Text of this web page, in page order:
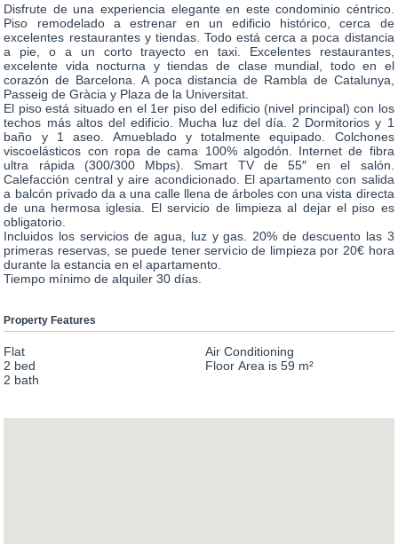
Disfrute de una experiencia elegante en este condominio céntrico.
Piso remodelado a estrenar en un edificio histórico, cerca de
excelentes restaurantes y tiendas. Todo está cerca a poca distancia
a pie, o a un corto trayecto en taxi. Excelentes restaurantes,
excelente vida nocturna y tiendas de clase mundial, todo en el
corazón de Barcelona. A poca distancia de Rambla de Catalunya,
Passeig de Gràcia y Plaza de la Universitat.
El piso está situado en el 1er piso del edificio (nivel principal) con los
techos más altos del edificio. Mucha luz del día. 2 Dormitorios y 1
baño y 1 aseo. Amueblado y totalmente equipado. Colchones
viscoelásticos con ropa de cama 100% algodón. Internet de fibra
ultra rápida (300/300 Mbps). Smart TV de 55″ en el salón.
Calefacción central y aire acondicionado. El apartamento con salida
a balcón privado da a una calle llena de árboles con una vista directa
de una hermosa iglesia. El servicio de limpieza al dejar el piso es
obligatorio.
Incluidos los servicios de agua, luz y gas. 20% de descuento las 3
primeras reservas, se puede tener servicio de limpieza por 20€ hora
durante la estancia en el apartamento.
Tiempo mínimo de alquiler 30 días.
Property Features
Flat
2 bed
2 bath
Air Conditioning
Floor Area is 59 m²